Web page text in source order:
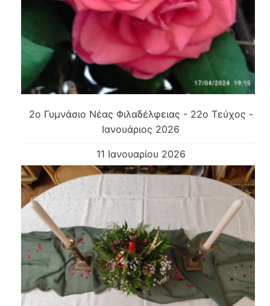
2o Γυμνάσιο Νέας Φιλαδέλφειας - 22ο Τεύχος -
Ιανουάριος 2026
11 Ιανουαρίου 2026